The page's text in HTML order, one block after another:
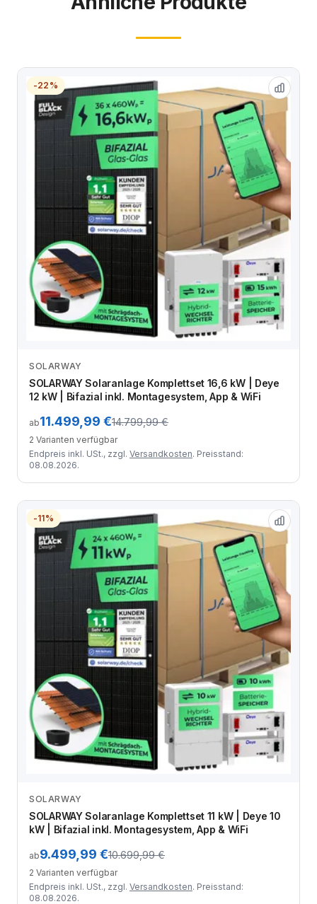
-22%
SOLARWAY
SOLARWAY Solaranlage Komplettset 16,6 kW | Deye
12 kW | Bifazial inkl. Montagesystem, App & WiFi
ab11.499,99 €14.799,99 €
2 Varianten verfügbar
Endpreis inkl. USt., zzgl. Versandkosten. Preisstand:
08.08.2026.
-11%
SOLARWAY
SOLARWAY Solaranlage Komplettset 11 kW | Deye 10
kW | Bifazial inkl. Montagesystem, App & WiFi
ab9.499,99 €10.699,99 €
2 Varianten verfügbar
Endpreis inkl. USt., zzgl. Versandkosten. Preisstand:
08.08.2026.